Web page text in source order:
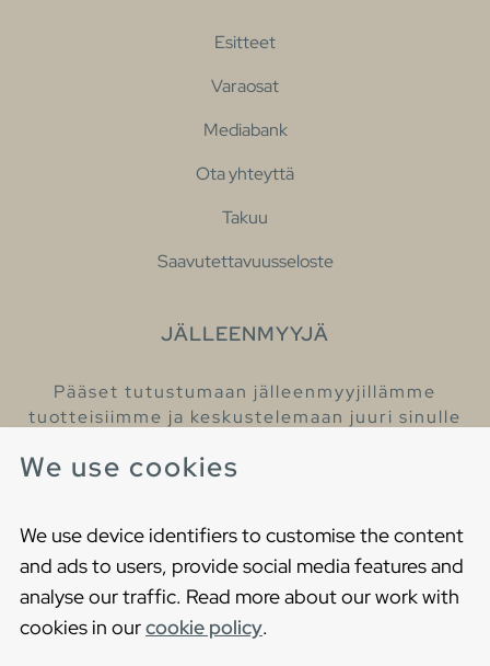
We use cookies
We use device identifiers to customise the content
and ads to users, provide social media features and
analyse our traffic. Read more about our work with
cookies in ourcookie policy.
Esitteet
Varaosat
Mediabank
Ota yhteyttä
Takuu
Saavutettavuusseloste
JÄLLEENMYYJÄ
Pääset tutustumaan jälleenmyyjillämme
tuotteisiimme ja keskustelemaan juuri sinulle